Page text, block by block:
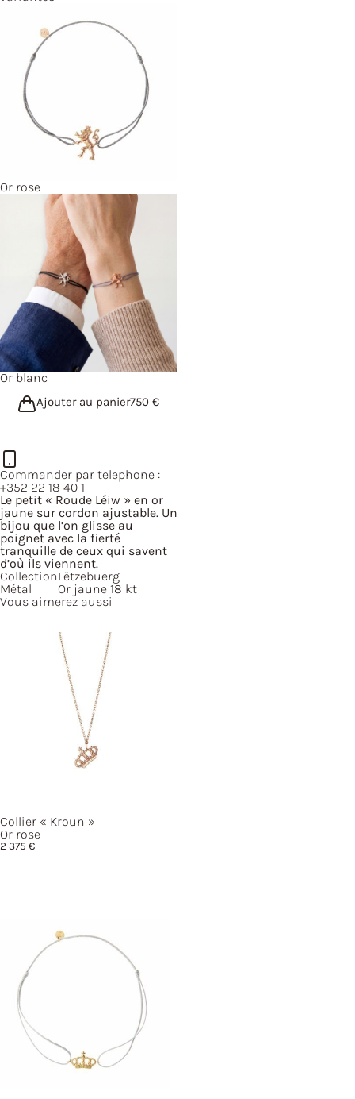
Or rose
Or blanc
Ajouter au panier750 €
Commander par telephone :
+352 22 18 40 1
Le petit « Roude Léiw » en or
jaune sur cordon ajustable. Un
bijou que l’on glisse au
poignet avec la fierté
tranquille de ceux qui savent
d’où ils viennent.
CollectionLëtzebuerg
Métal
Or jaune 18 kt
Vous aimerez aussi
Collier « Kroun »
Or rose
2 375 €